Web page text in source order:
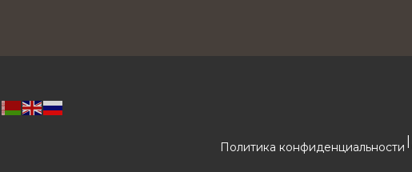
Политика конфиденциальности